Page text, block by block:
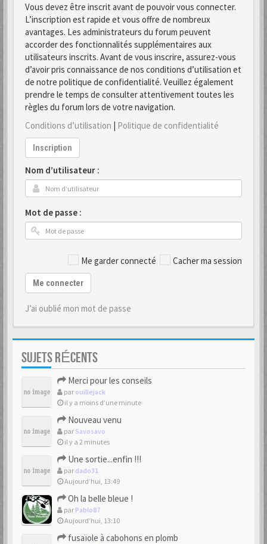
Vous devez être inscrit avant de pouvoir vous connecter.
L’inscription est rapide et vous offre de nombreux
avantages. Les administrateurs du forum peuvent
accorder des fonctionnalités supplémentaires aux
utilisateurs inscrits. Avant de vous inscrire, assurez-vous
d’avoir pris connaissance de nos conditions d’utilisation et
de notre politique de confidentialité. Veuillez également
prendre le temps de consulter attentivement toutes les
règles du forum lors de votre navigation.
Conditions d’utilisation | Politique de confidentialité
Inscription
Nom d’utilisateur :
Mot de passe :
Me garder connecté Cacher ma session
Me connecter
J’ai oublié mon mot de passe
SUJETS RÉCENTS
Merci pour les conseils
par ouillejack
il y a moins d’une minute
Nouveau venu
par Savosavo
il y a 2 minutes
Une sortie...enfin !!!
par dado31
Aujourd’hui, 13:49
Oh la belle bleue !
par Pablo87
Aujourd’hui, 13:10
fusaïole à cabohons en plomb